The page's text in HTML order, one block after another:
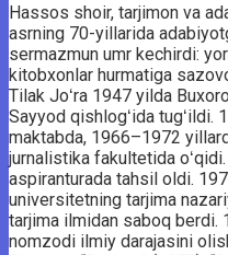
Hassos shoir, tarjimon va
asrning 70-yillarida
sermazmun umr kechirdi:
kitobxonlar hurmatiga
Tilak Joʻra 1947 yilda
Sayyod qishlogʻida tugʻildi.
maktabda, 1966–1972
jurnalistika fakultetida
aspiranturada tahsil oldi.
universitetning tarjima
tarjima ilmidan saboq
nomzodi ilmiy darajasini